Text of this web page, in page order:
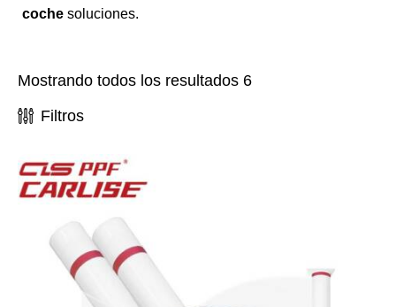
coche soluciones.
Mostrando todos los resultados 6
Filtros